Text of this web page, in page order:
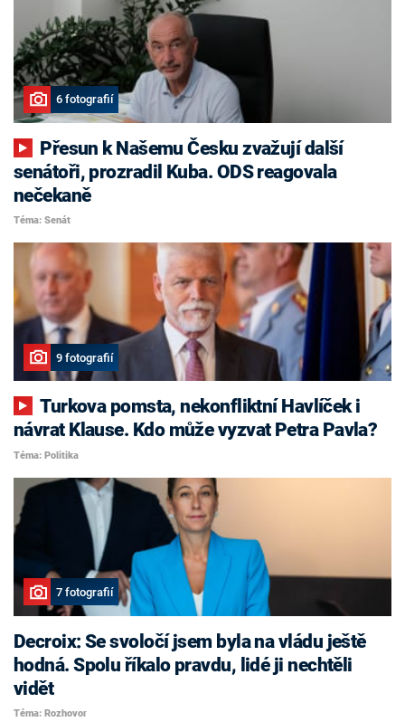
6 fotografií
senátoři, prozradil Kuba. ODS reagovala
nečekaně
Téma: Senát
9 fotografií
Turkova pomsta, nekonfliktní Havlíček i
návrat Klause. Kdo může vyzvat Petra Pavla?
Téma: Politika
7 fotografií
Decroix: Se svoločí jsem byla na vládu ještě
hodná. Spolu říkalo pravdu, lidé ji nechtěli
vidět
Téma: Rozhovor